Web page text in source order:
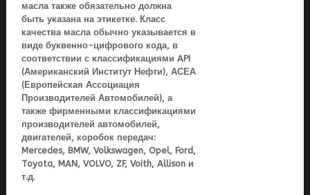
масла также обязательно должна
быть указана на этикетке. Класс
качества масла обычно указывается в
виде буквенно-цифрового кода, в
соответствии с классификациями API
(Американский Институт Нефти), АСЕА
(Европейская Ассоциация
Производителей Автомобилей), а
также фирменными классификациями
производителей автомобилей,
двигателей, коробок передач:
Mercedes, BMW, Volkswagen, Opel, Ford,
Toyota, MAN, VOLVO, ZF, Voith, Allison и
т.д.